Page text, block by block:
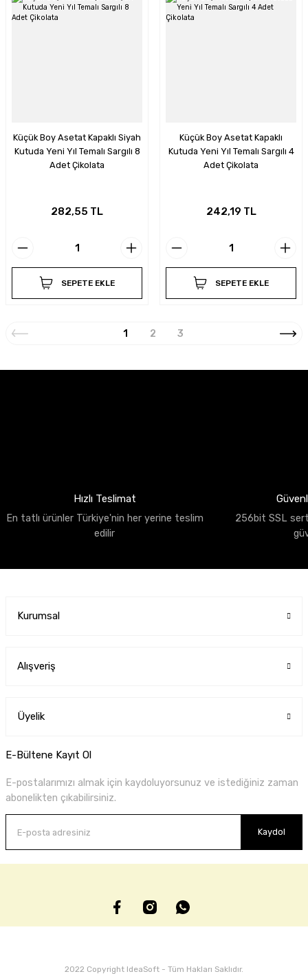
Küçük Boy Asetat Kapaklı Siyah
Kutuda Yeni Yıl Temalı Sargılı 8
Adet Çikolata
282,55 TL
SEPETE EKLE
Küçük Boy Asetat Kapaklı
Kutuda Yeni Yıl Temalı Sargılı 4
Adet Çikolata
242,19 TL
SEPETE EKLE
1 2 3
Hızlı Teslimat
En tatlı ürünler Türkiye'nin her yerine teslim
edilir
256bit SSL
Kurumsal
Alışveriş
Üyelik
E-Bültene Kayıt Ol
E-postalarımızı almak için kaydoluyorsunuz ve istediğiniz zaman
abonelikten çıkabilirsiniz.
Kaydol
2022 Copyright IdeaSoft - Tüm Hakları Saklıdır.